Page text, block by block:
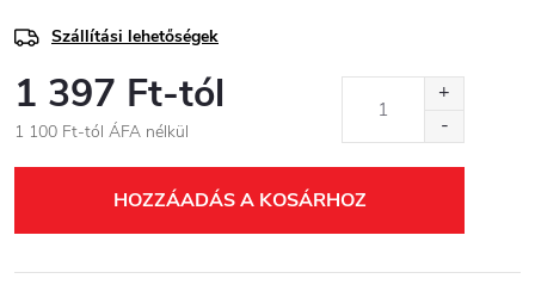
Szállítási lehetőségek
1 397 Ft-tól
1 100 Ft-tól ÁFA nélkül
HOZZÁADÁS A KOSÁRHOZ